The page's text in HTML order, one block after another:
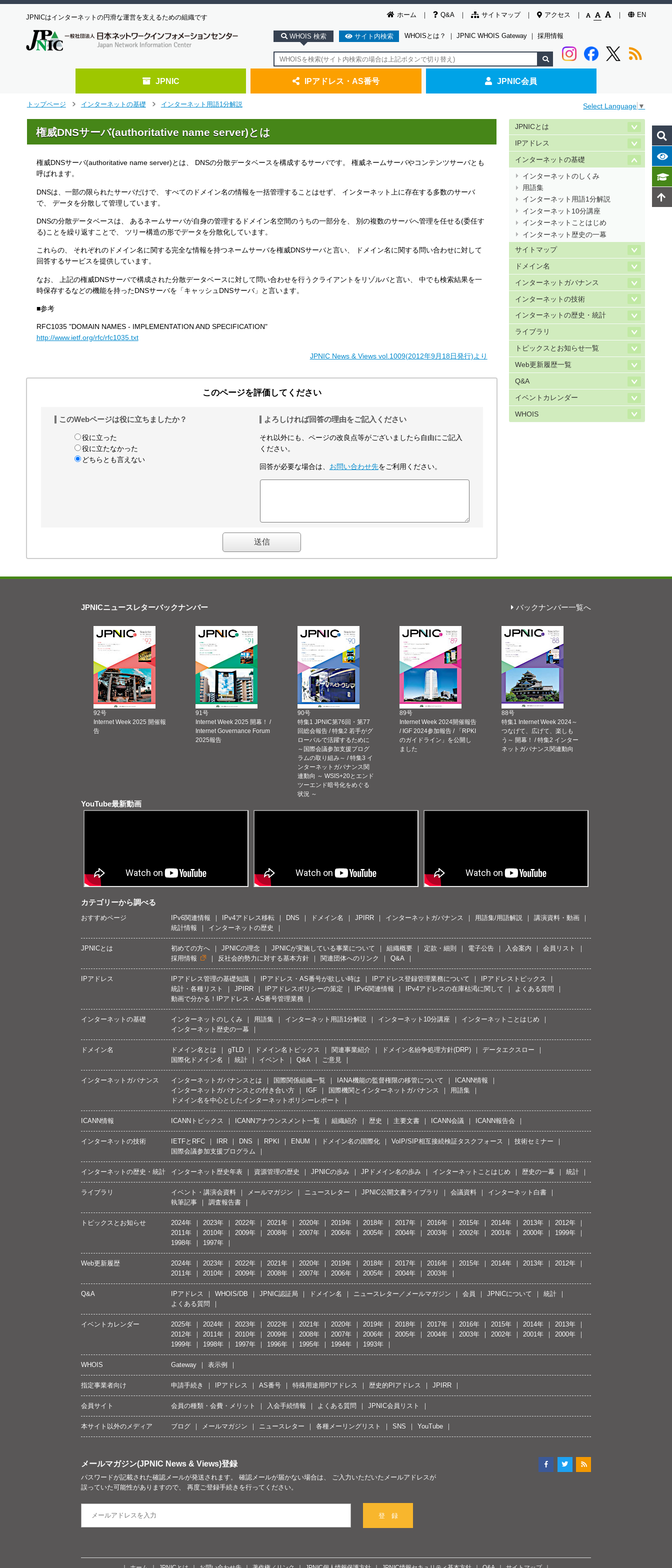
ホーム Q&A サイトマップ アクセス EN
JPNICはインターネットの円滑な運営を支えるための組織です
WHOIS 検索 サイト内検索 WHOISとは？ ｜ JPNIC WHOIS Gateway ｜ 採用情報
JPNIC IPアドレス・AS番号 JPNIC会員
トップページ
インターネットの基礎
インターネット用語1分解説 Select Language ▼
権威DNSサーバ(authoritative name server)とは
権威DNSサーバ(authoritative name server)とは、 DNSの分散データベースを構成するサーバです。 権威ネームサーバやコンテンツサーバとも
呼ばれます。
DNSは、一部の限られたサーバだけで、 すべてのドメイン名の情報を一括管理することはせず、 インターネット上に存在する多数のサーバ
で、 データを分散して管理しています。
DNSの分散データベースは、 あるネームサーバが自身の管理するドメイン名空間のうちの一部分を、 別の複数のサーバへ管理を任せる(委任す
る)ことを繰り返すことで、 ツリー構造の形でデータを分散化しています。
これらの、 それぞれのドメイン名に関する完全な情報を持つネームサーバを権威DNSサーバと言い、 ドメイン名に関する問い合わせに対して
回答するサービスを提供しています。
なお、 上記の権威DNSサーバで構成された分散データベースに対して問い合わせを行うクライアントをリゾルバと言い、 中でも検索結果を一
時保存するなどの機能を持ったDNSサーバを「キャッシュDNSサーバ」と言います。
■参考
RFC1035 "DOMAIN NAMES - IMPLEMENTATION AND SPECIFICATION"
http://www.ietf.org/rfc/rfc1035.txt
JPNIC News & Views vol.1009(2012年9月18日発行)より
JPNICとは
IPアドレス
インターネットの基礎
インターネットのしくみ
用語集
インターネット用語1分解説
インターネット10分講座
インターネットことはじめ
インターネット歴史の一幕
サイトマップ
ドメイン名
インターネットガバナンス
インターネットの技術
インターネットの歴史・統計
ライブラリ
トピックスとお知らせ一覧
Web更新履歴一覧
Q&A
イベントカレンダー
WHOIS
このページを評価してください
このWebページは役に立ちましたか？
役に立った
役に立たなかった
どちらとも言えない
よろしければ回答の理由をご記入ください
それ以外にも、ページの改良点等がございましたら自由にご記入
ください。
回答が必要な場合は、 お問い合わせ先をご利用ください。
JPNICニュースレターバックナンバー バックナンバー一覧へ
92号
Internet Week 2025 開催報
告
91号
Internet Week 2025 開幕！ /
Internet Governance Forum
2025報告
90号
特集1 JPNIC第76回・第77
回総会報告 / 特集2 若手がグ
ローバルで活躍するために
～国際会議参加支援プログ
ラムの取り組み～ / 特集3 イ
ンターネットガバナンス関
連動向 ～ WSIS+20とエンド
ツーエンド暗号化をめぐる
状況 ～
89号
Internet Week 2024開催報告
/ IGF 2024参加報告 / 「RPKI
のガイドライン」を公開し
ました
88号
特集1 Internet Week 2024～
つなげて、広げて、楽しも
う～ 開幕！ / 特集2 インター
ネットガバナンス関連動向
YouTube最新動画
カテゴリーから調べる
おすすめページ IPv6関連情報 IPv4アドレス移転 DNS ドメイン名 JPIRR インターネットガバナンス 用語集/用語解説
講演資料・動画
統計情報
インターネットの歴史
JPNICとは 初めての方へ JPNICの理念 JPNICが実施している事業について 組織概要 定款・細則 電子公告 入会案内
会員リスト
採用情報
反社会的勢力に対する基本方針 関連団体へのリンク Q&A
IPアドレス IPアドレス管理の基礎知識 IPアドレス・AS番号が欲しい時は IPアドレス登録管理業務について
IPアドレストピックス
統計・各種リスト
JPIRR IPアドレスポリシーの策定 IPv6関連情報 IPv4アドレスの在庫枯渇に関して
よくある質問
動画で分かる！IPアドレス・AS番号管理業務
インターネットの基礎 インターネットのしくみ 用語集 インターネット用語1分解説 インターネット10分講座
インターネットことはじめ
インターネット歴史の一幕
ドメイン名 ドメイン名とは gTLD ドメイン名トピックス 関連事業紹介 ドメイン名紛争処理方針(DRP)
データエクスロー
国際化ドメイン名
統計 イベント Q&A ご意見
インターネットガバナンス インターネットガバナンスとは 国際関係組織一覧 IANA機能の監督権限の移管について
ICANN情報
インターネットガバナンスとの付き合い方
IGF 国際機関とインターネットガバナンス
用語集
ドメイン名を中心としたインターネットポリシーレポート
ICANN情報 ICANNトピックス ICANNアナウンスメント一覧 組織紹介 歴史 主要文書 ICANN会議 ICANN報告会
インターネットの技術 IETFとRFC IRR DNS RPKI ENUM ドメイン名の国際化 VoIP/SIP相互接続検証タスクフォース
技術セミナー
国際会議参加支援プログラム
インターネットの歴史・統計 インターネット歴史年表 資源管理の歴史 JPNICの歩み JPドメイン名の歩み インターネットことはじめ 歴史の一幕 統計
ライブラリ イベント・講演会資料 メールマガジン ニュースレター JPNIC公開文書ライブラリ 会議資料
インターネット白書
執筆記事
調査報告書
トピックスとお知らせ 2024年 2023年 2022年 2021年 2020年 2019年 2018年 2017年 2016年 2015年 2014年 2013年
2012年
2011年
2010年 2009年 2008年 2007年 2006年 2005年 2004年 2003年 2002年 2001年 2000年
1999年
1998年
1997年
Web更新履歴 2024年 2023年 2022年 2021年 2020年 2019年 2018年 2017年 2016年 2015年 2014年 2013年
2012年
2011年
2010年 2009年 2008年 2007年 2006年 2005年 2004年 2003年
Q&A IPアドレス WHOIS/DB JPNIC認証局 ドメイン名 ニュースレター／メールマガジン 会員 JPNICについて
統計
よくある質問
イベントカレンダー 2025年 2024年 2023年 2022年 2021年 2020年 2019年 2018年 2017年 2016年 2015年 2014年
2013年
2012年
2011年 2010年 2009年 2008年 2007年 2006年 2005年 2004年 2003年 2002年 2001年
2000年
1999年
1998年 1997年 1996年 1995年 1994年 1993年
WHOIS Gateway 表示例
指定事業者向け 申請手続き IPアドレス AS番号 特殊用途用PIアドレス 歴史的PIアドレス JPIRR
会員サイト 会員の種類・会費・メリット 入会手続情報 よくある質問 JPNIC会員リスト
本サイト以外のメディア ブログ メールマガジン ニュースレター 各種メーリングリスト SNS YouTube
メールマガジン(JPNIC News & Views)登録
パスワードが記載された確認メールが発送されます。 確認メールが届かない場合は、 ご入力いただいたメールアドレスが
誤っていた可能性がありますので、 再度ご登録手続きを行ってください。
登 録